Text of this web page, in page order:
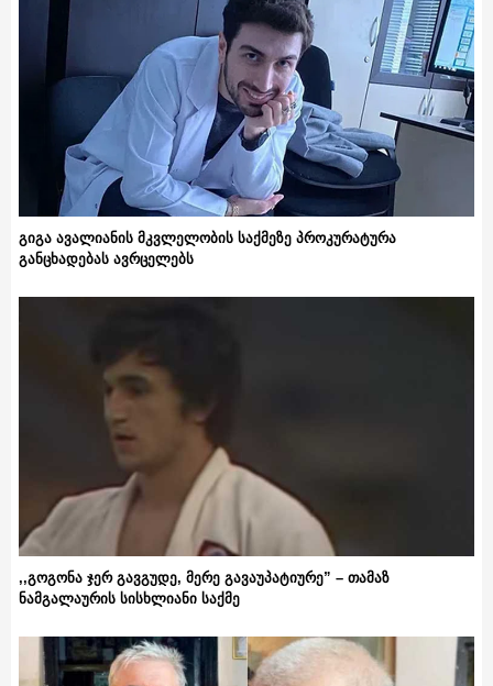
გიგა ავალიანის მკვლელობის საქმეზე პროკურატურა
განცხადებას ავრცელებს
,,გოგონა ჯერ გავგუდე, მერე გავაუპატიურე” – თამაზ
ნამგალაურის სისხლიანი საქმე